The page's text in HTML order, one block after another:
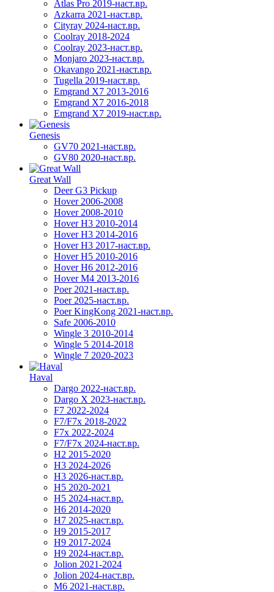
Atlas Pro 2019-наст.вр.
Azkarra 2021-наст.вр.
Cityray 2024-наст.вр.
Coolray 2018-2024
Coolray 2023-наст.вр.
Monjaro 2023-наст.вр.
Okavango 2021-наст.вр.
Tugella 2019-наст.вр.
Emgrand Х7 2013-2016
Emgrand X7 2016-2018
Emgrand X7 2019-наст.вр.
Genesis
GV70 2021-наст.вр.
GV80 2020-наст.вр.
Great Wall
Deer G3 Pickup
Hover 2006-2008
Hover 2008-2010
Hover H3 2010-2014
Hover H3 2014-2016
Hover H3 2017-наст.вр.
Hover H5 2010-2016
Hover H6 2012-2016
Hover M4 2013-2016
Poer 2021-наст.вр.
Poer 2025-наст.вр.
Poer KingKong 2021-наст.вр.
Safe 2006-2010
Wingle 3 2010-2014
Wingle 5 2014-2018
Wingle 7 2020-2023
Haval
Dargo 2022-наст.вр.
Dargo X 2023-наст.вр.
F7 2022-2024
F7/F7x 2018-2022
F7x 2022-2024
F7/F7x 2024-наст.вр.
H2 2015-2020
H3 2024-2026
H3 2026-наст.вр.
H5 2020-2021
H5 2024-наст.вр.
H6 2014-2020
H7 2025-наст.вр.
H9 2015-2017
H9 2017-2024
H9 2024-наст.вр.
Jolion 2021-2024
Jolion 2024-наст.вр.
М6 2021-наст.вр.